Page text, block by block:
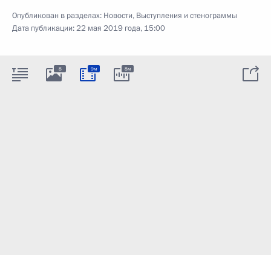
Опубликован в разделах: Новости, Выступления и стенограммы
Дата публикации:22 мая 2019 года, 15:00
8 9м 8м